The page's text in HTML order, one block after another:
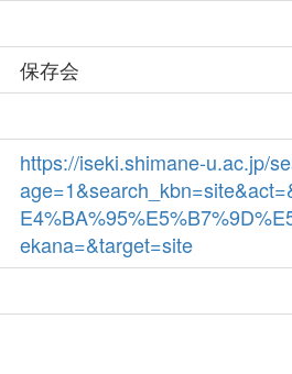
保存会
https://iseki.shimane-u.ac.jp/
ekana=&target=site